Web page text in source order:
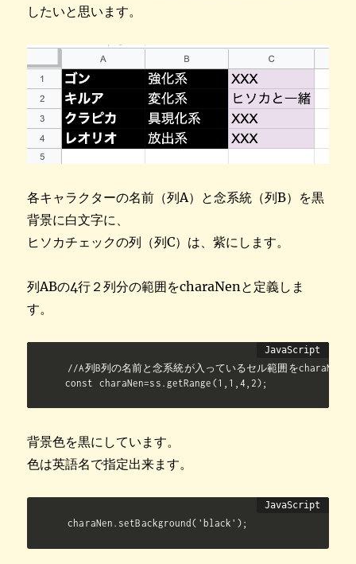
したいと思います。
各キャラクターの名前（列A）と念系統（列B）を黒
背景に白文字に、
ヒソカチェックの列（列C）は、紫にします。
列ABの4行２列分の範囲をcharaNenと定義しま
す。
//A列B列の名前と念系統が入っているセル範囲をcharaNenと
const charaNen=ss.getRange(1,1,4,2);
背景色を黒にしています。
色は英語名で指定出来ます。
charaNen.setBackground('black');